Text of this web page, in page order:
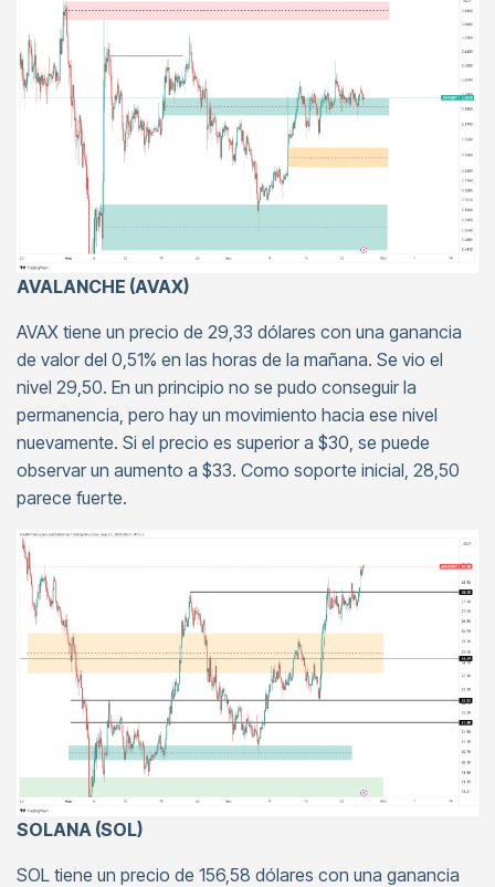
AVALANCHE (AVAX)
AVAX tiene un precio de 29,33 dólares con una ganancia
de valor del 0,51% en las horas de la mañana. Se vio el
nivel 29,50. En un principio no se pudo conseguir la
permanencia, pero hay un movimiento hacia ese nivel
nuevamente. Si el precio es superior a $30, se puede
observar un aumento a $33. Como soporte inicial, 28,50
parece fuerte.
SOLANA (SOL)
SOL tiene un precio de 156,58 dólares con una ganancia